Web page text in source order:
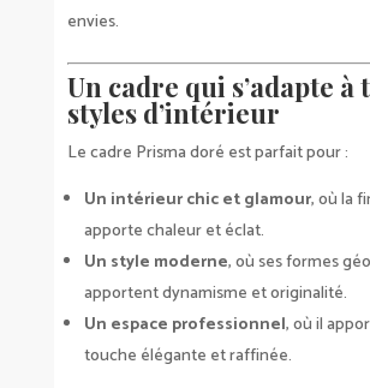
envies.
Un cadre qui s’adapte à
styles d’intérieur
Le cadre Prisma doré est parfait pour :
Un intérieur chic et glamour, où la
apporte chaleur et éclat.
Un style moderne, où ses formes
apportent dynamisme et originalité.
Un espace professionnel, où il
touche élégante et raffinée.